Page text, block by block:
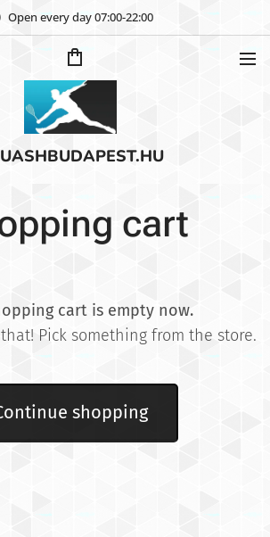
Open every day 07:00-22:00
cart
cart is empty now.
Pick something from the store.
shopping